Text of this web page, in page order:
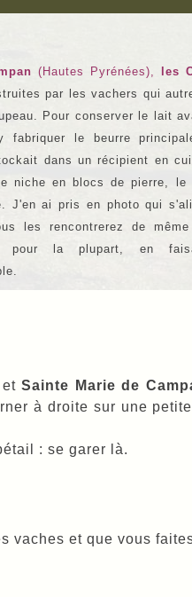
(Hautes Pyrénées), les
par les vachers qui
Pour conserver le lait
fabriquer le beurre
dans un récipient en
niche en blocs de pierre, le
J'en ai pris en photo qui
les rencontrerez de
pour la plupart, en
etSainte Marie de
à droite sur une
: se garer là.
vaches et que vous